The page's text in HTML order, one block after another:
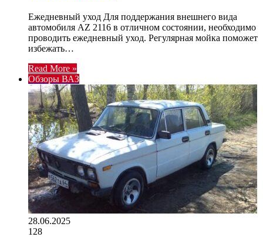
Ежедневный уход Для поддержания внешнего вида
автомобиля AZ 2116 в отличном состоянии, необходимо
проводить ежедневный уход. Регулярная мойка поможет
избежать…
Read More »
Обзоры ВАЗ
28.06.2025
128